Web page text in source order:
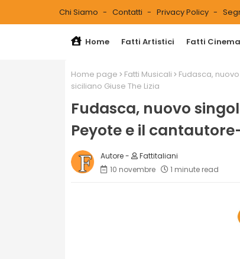
Chi Siamo Contatti Privacy Policy
Home Fatti Artistici Fatti
Home page Fatti Musicali
Fudasca,
siciliano Giuse The Lizia
Fudasca, nuovo
Peyote e il
Fattitaliani
10 novembre
1 minute read